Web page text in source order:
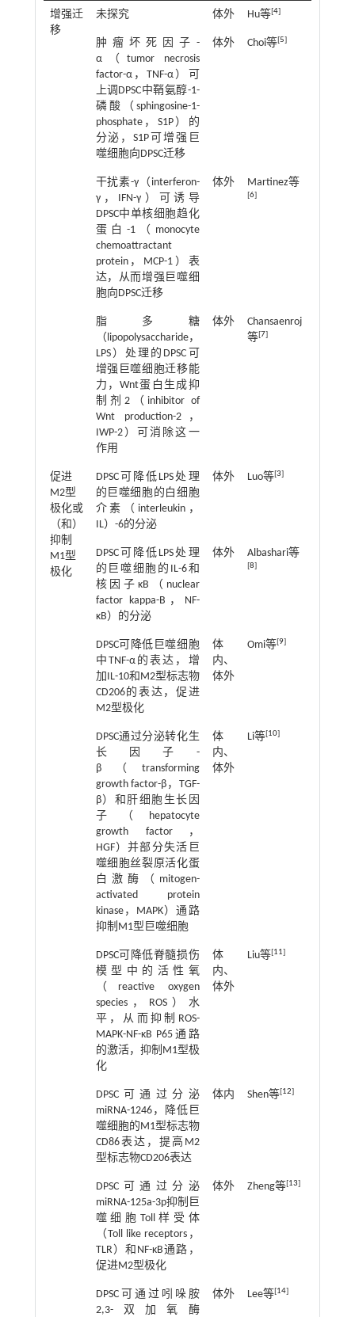
增强迁
移
未探究 体外 Hu等[4]
肿瘤坏死因子-
α（tumor necrosis
factor-α，TNF-α）可
上调DPSC中鞘氨醇-1-
磷酸（sphingosine-1-
phosphate，S1P）的
分泌，S1P可增强巨
噬细胞向DPSC迁移
体外 Choi等[5]
干扰素-γ（interferon-
γ，IFN-γ）可诱导
DPSC中单核细胞趋化
蛋白-1（monocyte
chemoattractant
protein，MCP-1）表
达，从而增强巨噬细
胞向DPSC迁移
体外 Martinez等
[6]
脂多糖
（lipopolysaccharide，
LPS）处理的DPSC可
增强巨噬细胞迁移能
力，Wnt蛋白生成抑
制剂2（inhibitor of
Wnt production-2，
IWP-2）可消除这一
作用
体外
Chansaenroj
等[7]
促进
M2型
极化或
（和）
抑制
M1型
极化
DPSC可降低LPS处理
的巨噬细胞的白细胞
介素（interleukin，
IL）-6的分泌
体外 Luo等[3]
DPSC可降低LPS处理
的巨噬细胞的IL-6和
核因子κB（nuclear
factor kappa-B，NF-
κB）的分泌
体外 Albashari等
[8]
DPSC可降低巨噬细胞
中TNF-α的表达，增
加IL-10和M2型标志物
CD206的表达，促进
M2型极化
体
内、
体外
Omi等[9]
DPSC通过分泌转化生
长因子-
β（transforming
growth factor-β，TGF-
β）和肝细胞生长因
子（hepatocyte
growth factor，
HGF）并部分失活巨
噬细胞丝裂原活化蛋
白激酶（mitogen-
activated protein
kinase，MAPK）通路
抑制M1型巨噬细胞
体
内、
体外
Li等[10]
DPSC可降低脊髓损伤
模型中的活性氧
（reactive oxygen
species，ROS）水
平，从而抑制ROS-
MAPK-NF-κB P65通路
的激活，抑制M1型极
化
体
内、
体外
Liu等[11]
DPSC可通过分泌
miRNA-1246，降低巨
噬细胞的M1型标志物
CD86表达，提高M2
型标志物CD206表达
体内 Shen等[12]
DPSC可通过分泌
miRNA-125a-3p抑制巨
噬细胞Toll样受体
（Toll like receptors，
TLR）和NF-κB通路，
促进M2型极化
体外 Zheng等[13]
DPSC可通过吲哚胺
2,3-双加氧酶
体外 Lee等[14]